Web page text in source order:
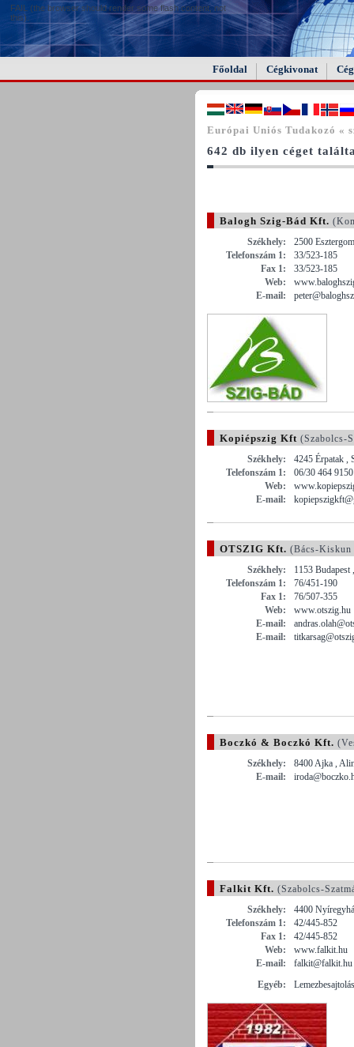
FAIL (the browser should render some flash content, not
this).
Főoldal Cégkivonat
Európai Uniós Tudakozó «
642 db ilyen céget
Balogh Szig-Bád Kft.
Székhely:
2500
Telefonszám 1:
33/523-185
Fax 1:
33/523-185
Web:
E-mail:
Kopiépszig Kft (Szabolcs-
Székhely:
4245 Érpatak ,
Telefonszám 1:
06/30 464 9150
Web:
E-mail:
OTSZIG Kft. (Bács-Kiskun
Székhely:
1153
Telefonszám 1:
76/451-190
Fax 1:
76/507-355
Web:
www.otszig.hu
E-mail:
E-mail:
Boczkó & Boczkó Kft.
Székhely:
8400 Ajka ,
E-mail:
Falkit Kft. (Szabolcs-
Székhely:
4400
Telefonszám 1:
42/445-852
Fax 1:
42/445-852
Web:
www.falkit.hu
E-mail:
falkit@falkit.hu
Egyéb: